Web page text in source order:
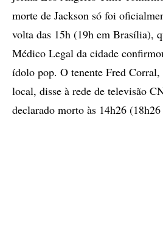
morte de Jackson só foi
volta das 15h (19h em Brasília),
Médico Legal da cidade
ídolo pop. O tenente Fred
local, disse à rede de televisão
declarado morto às 14h26